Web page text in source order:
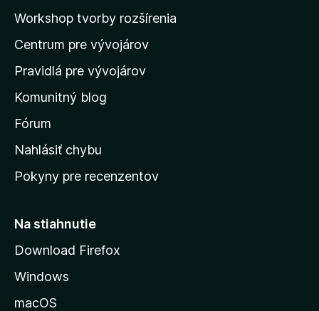
d
o
m
v
s
k
s
r
n
k
Workshop tvorby rozšírenia
Centrum pre vývojárov
Pravidlá pre vývojárov
Komunitný blog
Fórum
Nahlásiť chybu
Pokyny pre recenzentov
Na stiahnutie
Download Firefox
Windows
macOS